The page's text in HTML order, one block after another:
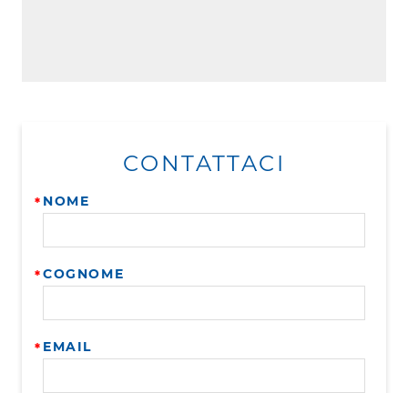
CONTATTACI
NOME
COGNOME
EMAIL